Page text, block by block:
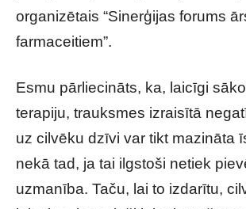
organizētais “Sinerģijas forums
farmaceitiem”.
Esmu pārliecināts, ka, laicīgi
terapiju, trauksmes izraisītā
uz cilvēku dzīvi var tikt mazināta
nekā tad, ja tai ilgstoši netiek
uzmanība. Taču, lai to izdarītu,